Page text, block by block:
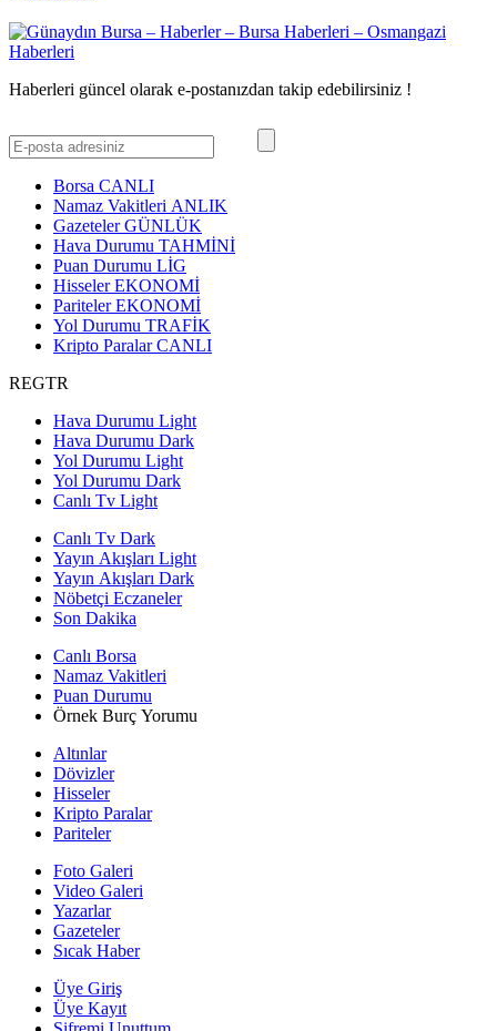
Haberleri güncel olarak e-postanızdan takip edebilirsiniz !
Borsa CANLI
Namaz Vakitleri ANLIK
GazetelerGÜNLÜK
Hava Durumu TAHMİNİ
Puan Durumu LİG
HisselerEKONOMİ
ParitelerEKONOMİ
Yol Durumu TRAFİK
Kripto ParalarCANLI
REGTR
Hava Durumu Light
Hava Durumu Dark
Yol Durumu Light
Yol Durumu Dark
Canlı Tv Light
Canlı Tv Dark
Yayın Akışları Light
Yayın Akışları Dark
Nöbetçi Eczaneler
Son Dakika
Canlı Borsa
Namaz Vakitleri
Puan Durumu
Örnek Burç Yorumu
Altınlar
Dövizler
Hisseler
Kripto Paralar
Pariteler
Foto Galeri
Video Galeri
Yazarlar
Gazeteler
Sıcak Haber
Üye Giriş
Üye Kayıt